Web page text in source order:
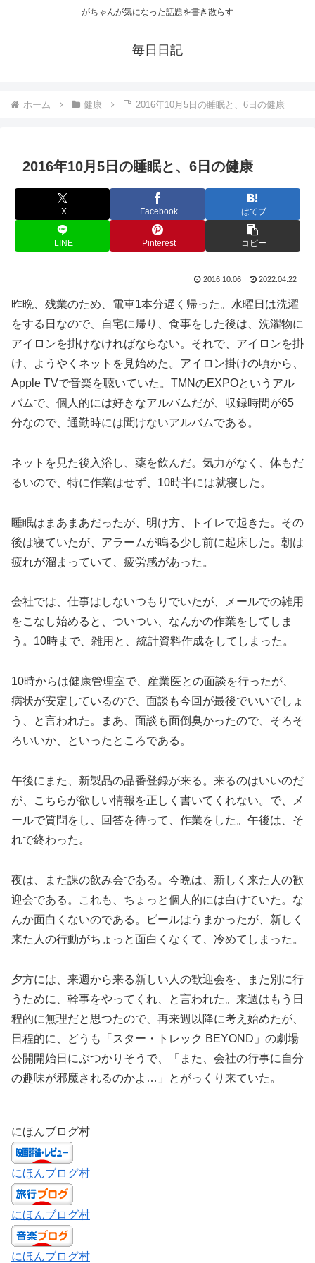
がちゃんが気になった話題を書き散らす
毎日日記
ホーム 健康 2016年10月5日の睡眠と、6日の健康
2016年10月5日の睡眠と、6日の健康
X Facebook はてブ
LINE Pinterest コピー
2016.10.06 2022.04.22
昨晩、残業のため、電車1本分遅く帰った。水曜日は洗濯
をする日なので、自宅に帰り、食事をした後は、洗濯物に
アイロンを掛けなければならない。それで、アイロンを掛
け、ようやくネットを見始めた。アイロン掛けの頃から、
Apple TVで音楽を聴いていた。TMNのEXPOというアル
バムで、個人的には好きなアルバムだが、収録時間が65
分なので、通勤時には聞けないアルバムである。
ネットを見た後入浴し、薬を飲んだ。気力がなく、体もだ
るいので、特に作業はせず、10時半には就寝した。
睡眠はまあまあだったが、明け方、トイレで起きた。その
後は寝ていたが、アラームが鳴る少し前に起床した。朝は
疲れが溜まっていて、疲労感があった。
会社では、仕事はしないつもりでいたが、メールでの雑用
をこなし始めると、ついつい、なんかの作業をしてしま
う。10時まで、雑用と、統計資料作成をしてしまった。
10時からは健康管理室で、産業医との面談を行ったが、
病状が安定しているので、面談も今回が最後でいいでしょ
う、と言われた。まあ、面談も面倒臭かったので、そろそ
ろいいか、といったところである。
午後にまた、新製品の品番登録が来る。来るのはいいのだ
が、こちらが欲しい情報を正しく書いてくれない。で、メ
ールで質問をし、回答を待って、作業をした。午後は、そ
れで終わった。
夜は、また課の飲み会である。今晩は、新しく来た人の歓
迎会である。これも、ちょっと個人的には白けていた。な
んか面白くないのである。ビールはうまかったが、新しく
来た人の行動がちょっと面白くなくて、冷めてしまった。
夕方には、来週から来る新しい人の歓迎会を、また別に行
うために、幹事をやってくれ、と言われた。来週はもう日
程的に無理だと思つたので、再来週以降に考え始めたが、
日程的に、どうも「スター・トレック BEYOND」の劇場
公開開始日にぶつかりそうで、「また、会社の行事に自分
の趣味が邪魔されるのかよ…」とがっくり来ていた。
にほんブログ村
にほんブログ村
にほんブログ村
にほんブログ村